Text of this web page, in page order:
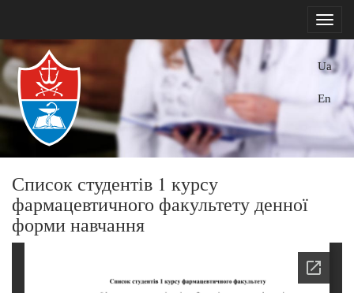
Ua
En
Список студентів 1 курсу
фармацевтичного факультету денної
форми навчання